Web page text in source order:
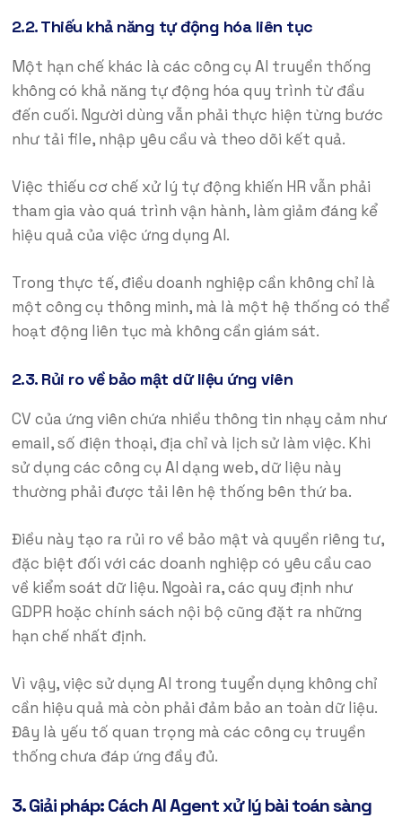
2.2. Thiếu khả năng tự động hóa liên tục
Một hạn chế khác là các công cụ AI truyền thống
không có khả năng tự động hóa quy trình từ đầu
đến cuối. Người dùng vẫn phải thực hiện từng bước
như tải file, nhập yêu cầu và theo dõi kết quả.
Việc thiếu cơ chế xử lý tự động khiến HR vẫn phải
tham gia vào quá trình vận hành, làm giảm đáng kể
hiệu quả của việc ứng dụng AI.
Trong thực tế, điều doanh nghiệp cần không chỉ là
một công cụ thông minh, mà là một hệ thống có thể
hoạt động liên tục mà không cần giám sát.
2.3. Rủi ro về bảo mật dữ liệu ứng viên
CV của ứng viên chứa nhiều thông tin nhạy cảm như
email, số điện thoại, địa chỉ và lịch sử làm việc. Khi
sử dụng các công cụ AI dạng web, dữ liệu này
thường phải được tải lên hệ thống bên thứ ba.
Điều này tạo ra rủi ro về bảo mật và quyền riêng tư,
đặc biệt đối với các doanh nghiệp có yêu cầu cao
về kiểm soát dữ liệu. Ngoài ra, các quy định như
GDPR hoặc chính sách nội bộ cũng đặt ra những
hạn chế nhất định.
Vì vậy, việc sử dụng AI trong tuyển dụng không chỉ
cần hiệu quả mà còn phải đảm bảo an toàn dữ liệu.
Đây là yếu tố quan trọng mà các công cụ truyền
thống chưa đáp ứng đầy đủ.
3. Giải pháp: Cách AI Agent xử lý bài toán sàng